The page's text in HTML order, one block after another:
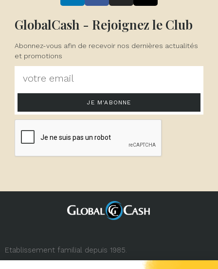
GlobalCash - Rejoignez le Club
Abonnez-vous afin de recevoir nos dernières actualités
et promotions
JE M'ABONNE
Etablissement familial depuis 1985.